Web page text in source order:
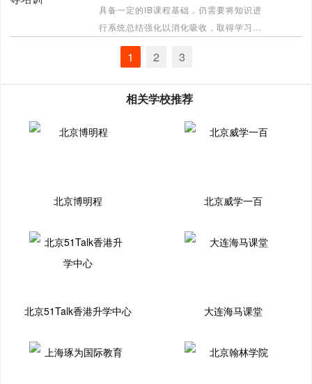
具备一定的IB课程基础，仍需要将知识进
行系统总结强化以消化吸收，取得学习突
破的学生,即将面临IB大考，进行考前冲刺
的学生。
1 2 3
相关学校推荐
北京博明程 北京威学一百
北京51Talk香港升学中心 大连海马课堂